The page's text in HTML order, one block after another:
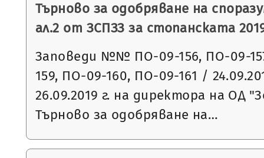
Търново за одобряване на
ал.2 от ЗСПЗЗ за стопанската
Заповеди №№ ПО-09-156, ПО-09-
159, ПО-09-160, ПО-09-161 /
26.09.2019 г. на директора на ОД
Търново за одобряване на…